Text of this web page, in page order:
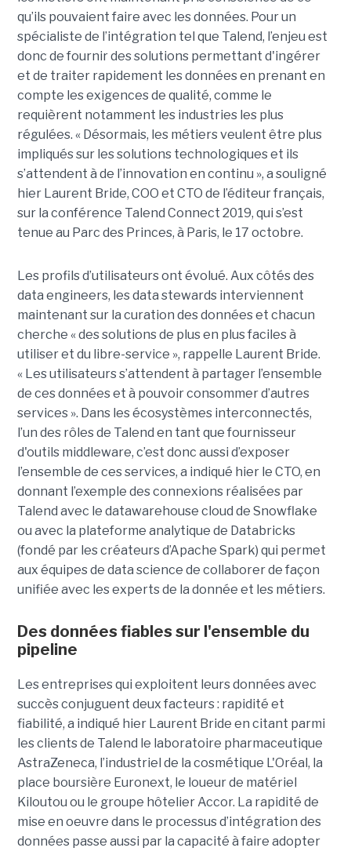
qu’ils pouvaient faire avec les données. Pour un
spécialiste de l’intégration tel que Talend, l’enjeu est
donc de fournir des solutions permettant d'ingérer
et de traiter rapidement les données en prenant en
compte les exigences de qualité, comme le
requièrent notamment les industries les plus
régulées. « Désormais, les métiers veulent être plus
impliqués sur les solutions technologiques et ils
s’attendent à de l’innovation en continu », a souligné
hier Laurent Bride, COO et CTO de l’éditeur français,
sur la conférence Talend Connect 2019, qui s’est
tenue au Parc des Princes, à Paris, le 17 octobre.
Les profils d’utilisateurs ont évolué. Aux côtés des
data engineers, les data stewards interviennent
maintenant sur la curation des données et chacun
cherche « des solutions de plus en plus faciles à
utiliser et du libre-service », rappelle Laurent Bride.
« Les utilisateurs s’attendent à partager l’ensemble
de ces données et à pouvoir consommer d’autres
services ». Dans les écosystèmes interconnectés,
l’un des rôles de Talend en tant que fournisseur
d'outils middleware, c’est donc aussi d’exposer
l’ensemble de ces services, a indiqué hier le CTO, en
donnant l’exemple des connexions réalisées par
Talend avec le datawarehouse cloud de Snowflake
ou avec la plateforme analytique de Databricks
(fondé par les créateurs d’Apache Spark) qui permet
aux équipes de data science de collaborer de façon
unifiée avec les experts de la donnée et les métiers.
Des données fiables sur l'ensemble du
pipeline
Les entreprises qui exploitent leurs données avec
succès conjuguent deux facteurs : rapidité et
fiabilité, a indiqué hier Laurent Bride en citant parmi
les clients de Talend le laboratoire pharmaceutique
AstraZeneca, l’industriel de la cosmétique L'Oréal, la
place boursière Euronext, le loueur de matériel
Kiloutou ou le groupe hôtelier Accor. La rapidité de
mise en oeuvre dans le processus d’intégration des
données passe aussi par la capacité à faire adopter